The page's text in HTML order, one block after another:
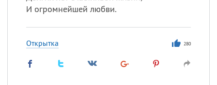
И огромнейшей любви.
Открытка 280